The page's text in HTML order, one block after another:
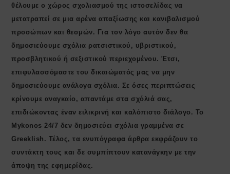
θέλουμε ο χώρος σχολιασμού της ιστοσελίδας να
μετατραπεί σε μια αρένα απαξίωσης και κανιβαλισμού
προσώπων και θεσμών. Για τον λόγο αυτόν δεν θα
δημοσιεύουμε σχόλια ρατσιστικού, υβριστικού,
προσβλητικού ή σεξιστικού περιεχομένου. Έτσι,
επιφυλασσόμαστε του δικαιώματός μας να μην
δημοσιεύουμε ανάλογα σχόλια. Σε όσες περιπτώσεις
κρίνουμε αναγκαίο, απαντάμε στα σχόλιά σας,
επιδιώκοντας έναν ειλικρινή και καλόπιστο διάλογο. Το
Μykonos 24/7 δεν δημοσιεύει σχόλια γραμμένα σε
Greeklish. Τέλος, τα ενυπόγραφα άρθρα εκφράζουν το
συντάκτη τους και δε συμπίπτουν κατανάγκην με την
άποψη της εφημερίδας.